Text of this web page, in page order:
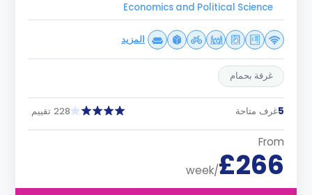
Economics and Political Science
المزيد
غرفة بحمام
5غرف متاحة 228 تقييم
From
£266
/week